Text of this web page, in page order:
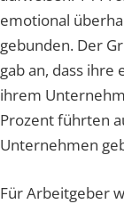
emotional
gebunden. Der
gab an, dass
ihrem
Prozent führten
Unternehmen
Für Arbeitgeber